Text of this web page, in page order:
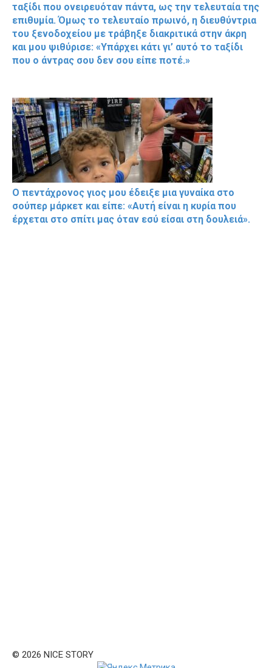
ταξίδι που ονειρευόταν πάντα, ως την τελευταία της
επιθυμία. Όμως το τελευταίο πρωινό, η διευθύντρια
του ξενοδοχείου με τράβηξε διακριτικά στην άκρη
και μου ψιθύρισε: «Υπάρχει κάτι γι’ αυτό το ταξίδι
που ο άντρας σου δεν σου είπε ποτέ.»
Ο πεντάχρονος γιος μου έδειξε μια γυναίκα στο
σούπερ μάρκετ και είπε: «Αυτή είναι η κυρία που
έρχεται στο σπίτι μας όταν εσύ είσαι στη δουλειά».
© 2026 NICE STORY